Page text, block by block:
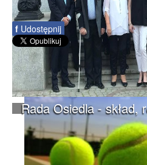
Rada Osiedla - skład,
f Udostępnij